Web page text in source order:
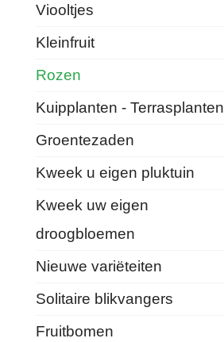
Viooltjes
Kleinfruit
Rozen
Kuipplanten - Terrasplanten
Groentezaden
Kweek u eigen pluktuin
Kweek uw eigen
droogbloemen
Nieuwe variëteiten
Solitaire blikvangers
Fruitbomen